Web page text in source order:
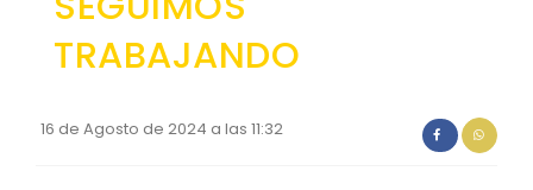
GESTIÓN ADMINISTRATIVA
Plan de desarrollo y Ordenamiento Territorial -
TRABAJANDO
16 de Agosto de 2024 a las 11:32